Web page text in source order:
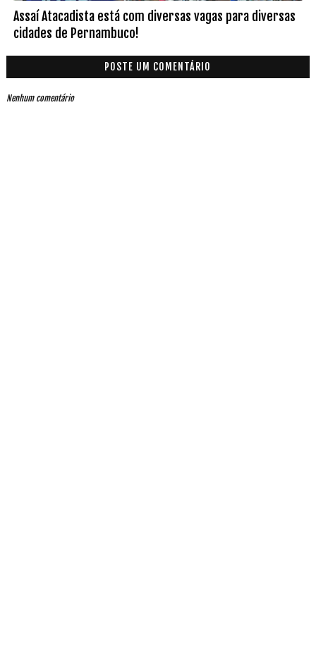
Assaí Atacadista está com diversas vagas para diversas
cidades de Pernambuco!
POSTE UM COMENTÁRIO
Nenhum comentário